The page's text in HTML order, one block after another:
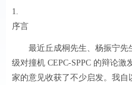
1.
序言
最近丘成桐先生、杨振宁先
级对撞机 CEPC-SPPC 的辩论
家的意见收获了不少启发。我